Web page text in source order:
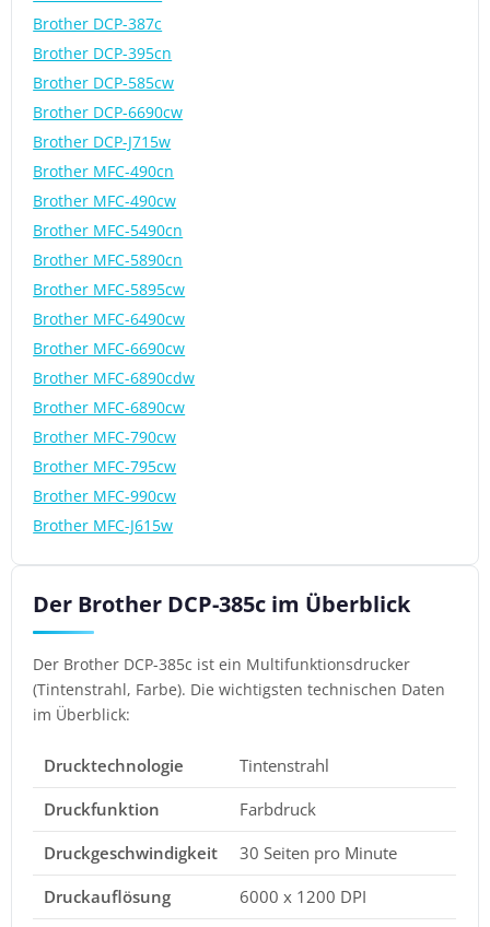
Brother DCP-387c
Brother DCP-395cn
Brother DCP-585cw
Brother DCP-6690cw
Brother DCP-J715w
Brother MFC-490cn
Brother MFC-490cw
Brother MFC-5490cn
Brother MFC-5890cn
Brother MFC-5895cw
Brother MFC-6490cw
Brother MFC-6690cw
Brother MFC-6890cdw
Brother MFC-6890cw
Brother MFC-790cw
Brother MFC-795cw
Brother MFC-990cw
Brother MFC-J615w
Der Brother DCP-385c im Überblick
Der Brother DCP-385c ist ein Multifunktionsdrucker
(Tintenstrahl, Farbe). Die wichtigsten technischen Daten
im Überblick:
Drucktechnologie
Tintenstrahl
Druckfunktion
Farbdruck
Druckgeschwindigkeit
30 Seiten pro Minute
Druckauflösung
6000 x 1200 DPI